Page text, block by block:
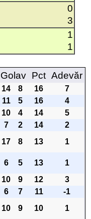
0
3
1
1
Golav Pct Adevăr
14 8 16
7
11 5 16
4
10 4 14
5
7 2 14
2
17 8 13 1
6 5 13
1
10 9 12
3
6 7 11
-1
10 9 10
1